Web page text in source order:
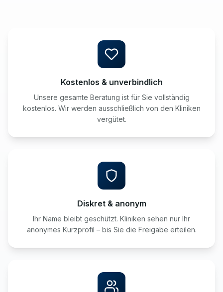
Kostenlos & unverbindlich
Unsere gesamte Beratung ist für Sie vollständig
kostenlos. Wir werden ausschließlich von den Kliniken
vergütet.
Diskret & anonym
Ihr Name bleibt geschützt. Kliniken sehen nur Ihr
anonymes Kurzprofil – bis Sie die Freigabe erteilen.